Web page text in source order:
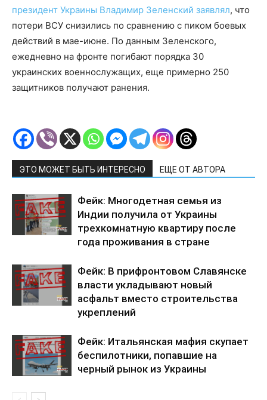
президент Украины Владимир Зеленский заявлял, что
потери ВСУ снизились по сравнению с пиком боевых
действий в мае-июне. По данным Зеленского,
ежедневно на фронте погибают порядка 30
украинских военнослужащих, еще примерно 250
защитников получают ранения.
ЭТО МОЖЕТ БЫТЬ ИНТЕРЕСНО ЕЩЕ ОТ АВТОРА
Фейк: Многодетная семья из
Индии получила от Украины
трехкомнатную квартиру после
года проживания в стране
Фейк: В прифронтовом Славянске
власти укладывают новый
асфальт вместо строительства
укреплений
Фейк: Итальянская мафия скупает
беспилотники, попавшие на
черный рынок из Украины